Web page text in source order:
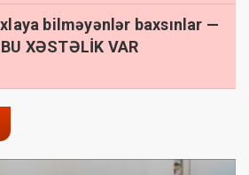
bilməyənlər baxsınlar —
XƏSTƏLİK VAR